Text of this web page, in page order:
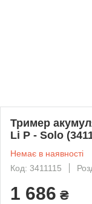
Тример
Li P - Solo
Немає в наявності
Код: 3411115
1 686 ₴